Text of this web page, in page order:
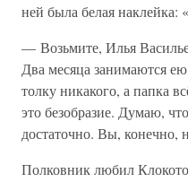
ней была белая
— Возьмите, Илья
Два месяца занимаются
толку никакого, а папка
это безобразие. Думаю,
достаточно. Вы, конечно,
Полковник любил